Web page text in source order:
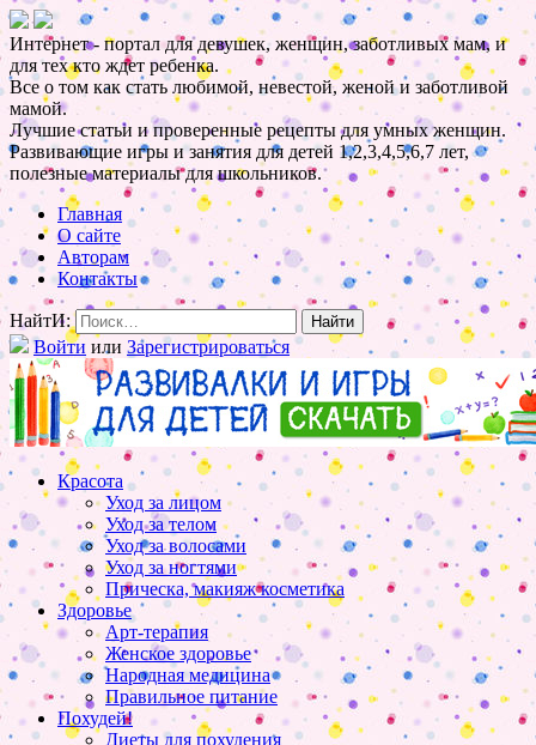
Интернет - портал для девушек, женщин, заботливых мам, и
для тех кто ждет ребенка.
Все о том как стать любимой, невестой, женой и заботливой
мамой.
Лучшие статьи и проверенные рецепты для умных женщин.
Развивающие игры и занятия для детей 1,2,3,4,5,6,7 лет,
полезные материалы для школьников.
Главная
О сайте
Авторам
Контакты
НайтИ:
Войти или Зарегистрироваться
Красота
Уход за лицом
Уход за телом
Уход за волосами
Уход за ногтями
Прическа, макияж косметика
Здоровье
Арт-терапия
Женское здоровье
Народная медицина
Правильное питание
Похудей!
Диеты для похудения